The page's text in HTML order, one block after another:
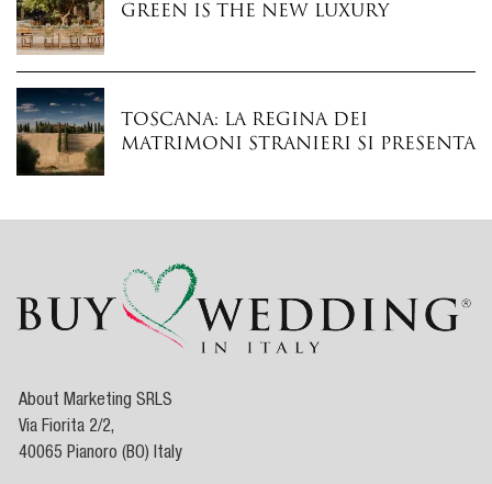
Green is the New Luxury
Toscana: la regina dei
matrimoni stranieri si presenta
About Marketing SRLS
Via Fiorita 2/2,
40065 Pianoro (BO) Italy